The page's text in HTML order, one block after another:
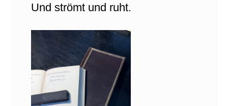
Und strömt und ruht.